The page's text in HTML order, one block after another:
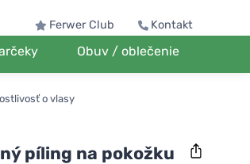
Ferwer Club Kontakt
Obuv / oblečenie
o vlasy
píling na pokožku